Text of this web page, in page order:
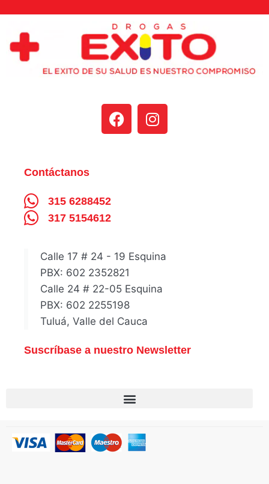
Contáctanos
315 6288452
317 5154612
Calle 17 # 24 - 19 Esquina
PBX: 602 2352821
Calle 24 # 22-05 Esquina
PBX: 602 2255198
Tuluá, Valle del Cauca
Suscríbase a nuestro Newsletter